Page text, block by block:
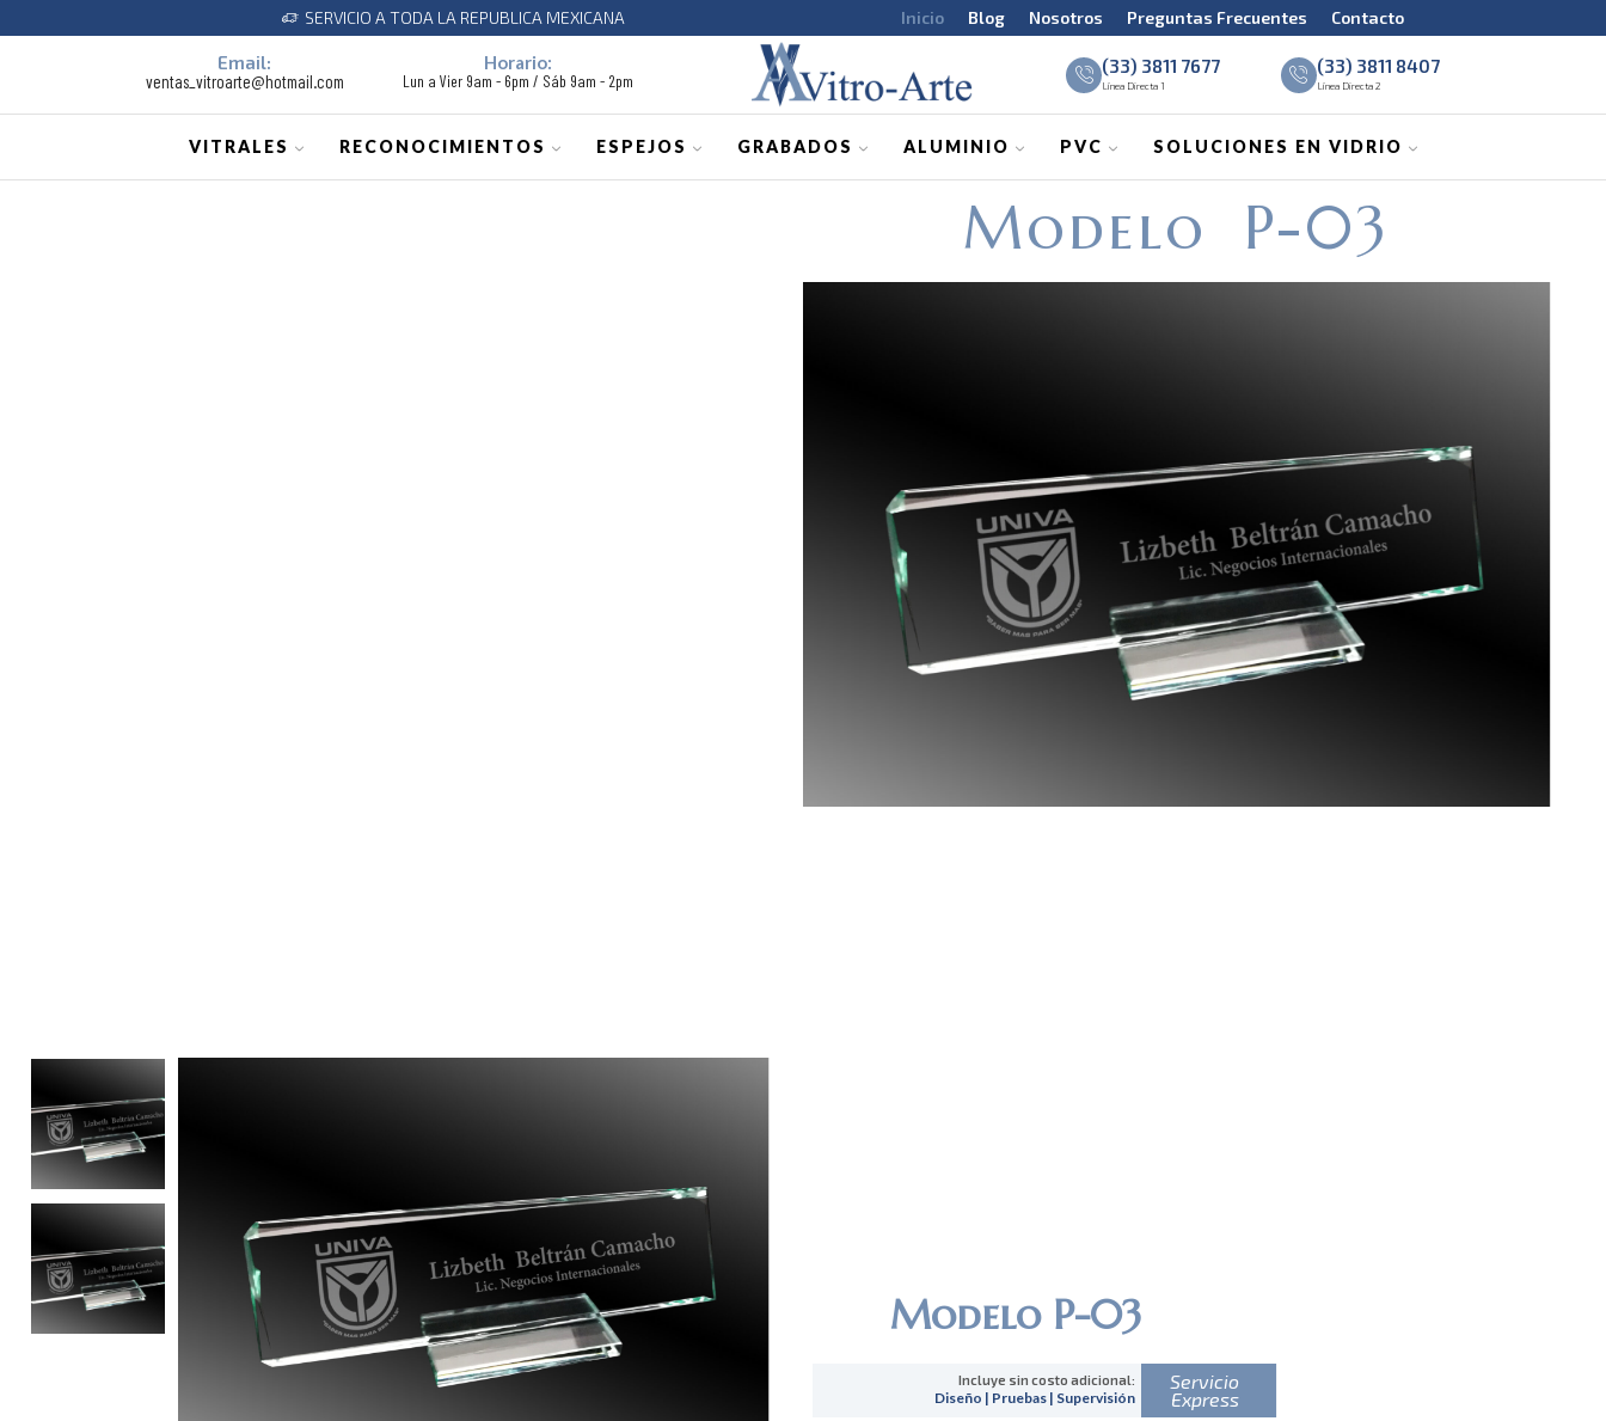
SERVICIO A TODA LA REPUBLICA MEXICANA Inicio Blog Nosotros Preguntas Frecuentes Contacto
Email:
ventas_vitroarte@hotmail.com
Horario:
Lun a Vier 9am - 6pm / Sáb 9am - 2pm
(33) 3811 7677
Línea Directa 1
(33) 3811 8407
Línea Directa 2
VITRALES RECONOCIMIENTOS ESPEJOS GRABADOS ALUMINIO PVC SOLUCIONES EN VIDRIO
Modelo P-03
Modelo P-03
Incluye sin costo adicional:
Diseño | Pruebas | Supervisión
Servicio
Express